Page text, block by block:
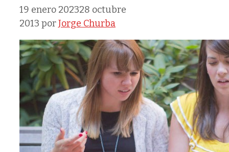
19 enero 202328 octubre
2013 porJorge Churba